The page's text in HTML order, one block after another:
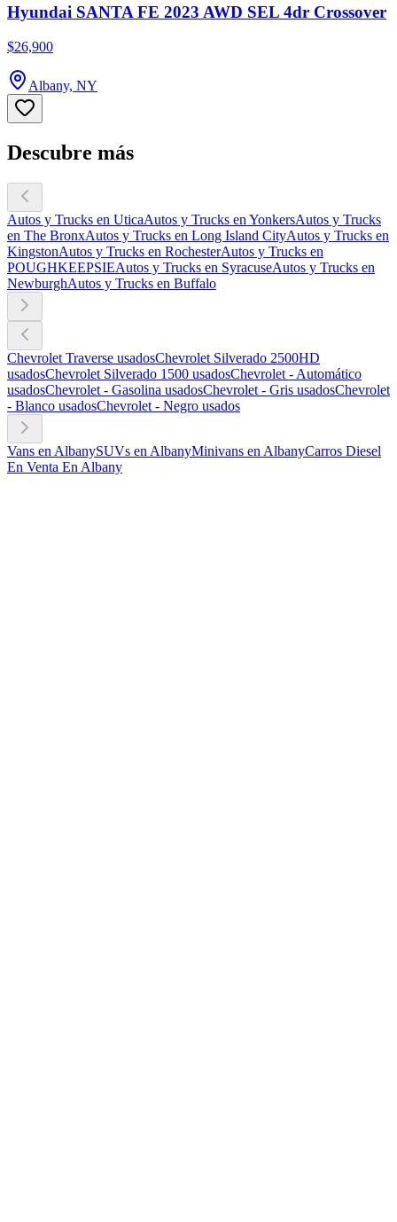
Hyundai SANTA FE 2023 AWD SEL 4dr Crossover
$26,900
Albany, NY
Descubre más
Autos y Trucks en UticaAutos y Trucks en YonkersAutos y Trucks
en The BronxAutos y Trucks en Long Island CityAutos y Trucks en
KingstonAutos y Trucks en RochesterAutos y Trucks en
POUGHKEEPSIEAutos y Trucks en SyracuseAutos y Trucks en
NewburghAutos y Trucks en Buffalo
Chevrolet Traverse usadosChevrolet Silverado 2500HD
usadosChevrolet Silverado 1500 usadosChevrolet - Automático
usadosChevrolet - Gasolina usadosChevrolet - Gris usadosChevrolet
- Blanco usadosChevrolet - Negro usados
Vans en AlbanySUVs en AlbanyMinivans en AlbanyCarros Diesel
En Venta En Albany